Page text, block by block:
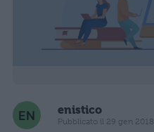
enistico
Pubblicato il 29 gen 2018